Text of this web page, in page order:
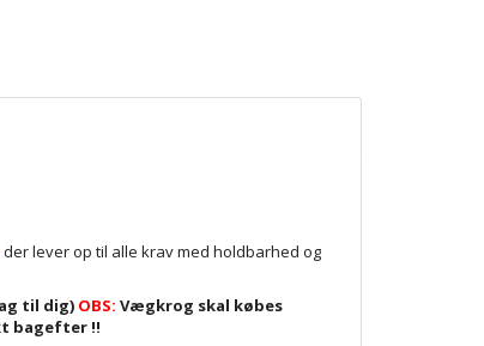
der lever op til alle krav med holdbarhed og
til dig) OBS: Vægkrog skal købes
bagefter !!